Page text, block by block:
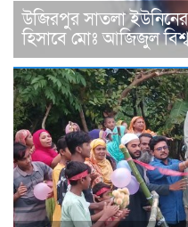
উজিরপুর সাতলা ইউনিনের
হিসাবে মোঃ আজিজুল